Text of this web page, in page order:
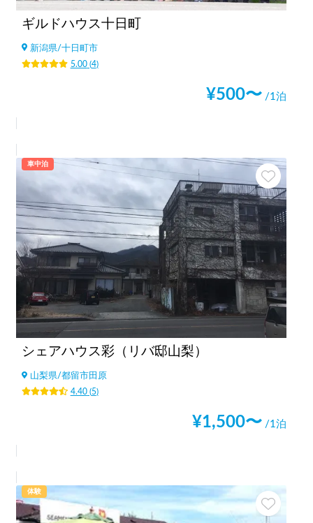
ギルドハウス十日町
新潟県/十日町市
5.00(4)
¥500〜 /1泊
車中泊
シェアハウス彩（リバ邸山梨）
山梨県/都留市田原
4.40(5)
¥1,500〜 /1泊
体験